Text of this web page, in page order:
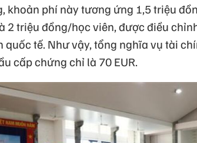
khoản phí này tương ứng 1,5 triệu
2 triệu đồng/học viên, được điều
quốc tế. Như vậy, tổng nghĩa vụ tài
cấp chứng chỉ là 70 EUR.